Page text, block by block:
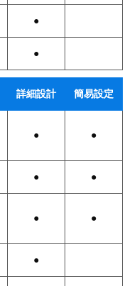
●
●
詳細設計 簡易設定
● ●
● ●
● ●
●